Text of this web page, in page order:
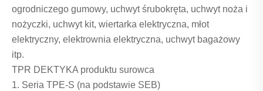
ogrodniczego gumowy, uchwyt śrubokręta, uchwyt noża i
nożyczki, uchwyt kit, wiertarka elektryczna, młot
elektryczny, elektrownia elektryczna, uchwyt bagażowy
itp.
TPR DEKTYKA produktu surowca
1. Seria TPE-S (na podstawie SEB)